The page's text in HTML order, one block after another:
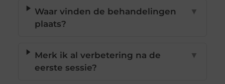
Waar vinden de behandelingen
plaats?
▼
Merk ik al verbetering na de
eerste sessie?
▼